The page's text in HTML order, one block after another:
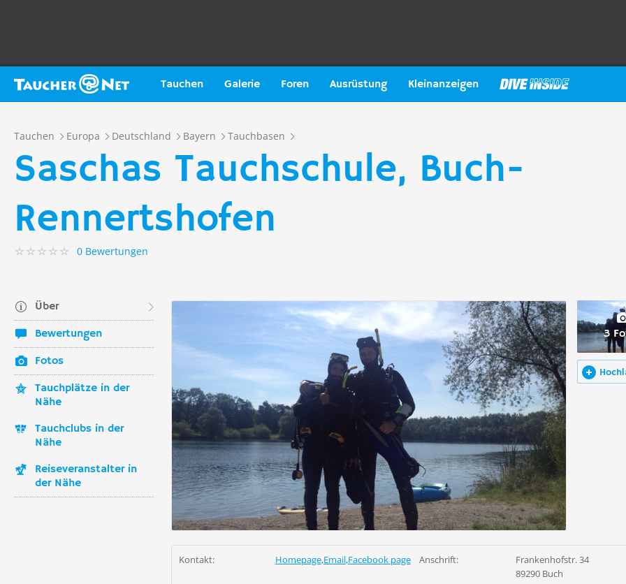
Tauchen Galerie Foren Ausrüstung Kleinanzeigen
Tauchen Europa Deutschland Bayern Tauchbasen
Saschas Tauchschule, Buch-
Rennertshofen
0 Bewertungen
Über
Bewertungen
Fotos
Tauchplätze in der
Nähe
Tauchclubs in der
Nähe
Reiseveranstalter in
der Nähe
3
Kontakt: Homepage,Email,Facebook page Anschrift:
Frankenhofstr. 34
89290 Buch